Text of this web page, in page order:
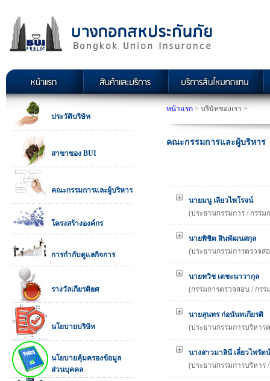
ประวัติบริษัท
สาขาของ BUI
คณะกรรมการและผู้บริหาร
โครงสร้างองค์กร
การกํากับดูแลกิจการ
รางวัลเกียรติยศ
นโยบายบริษัท
นโยบายคุ้มครองข้อมูล
ส่วนบุคคล
หน้าแรก > บริษัทของเรา >
คณะกรรมการและผู้บริหาร
นายมนู เลียวไพโรจน์
(ประธานกรรมการ / กรรม
นายพิชิต สินพัฒนสกุล
(ประธานกรรมการตรวจส
นายทวิช เตชะนาวากุล
(กรรมการตรวจสอบ / กรร
นายสุนทร ก่อนันทเกียรติ
(ประธานกรรมการบริหาร
นางสาวมาลินี เลี่ยวไพรัตน์
(ประธานกรรมการบริหาร